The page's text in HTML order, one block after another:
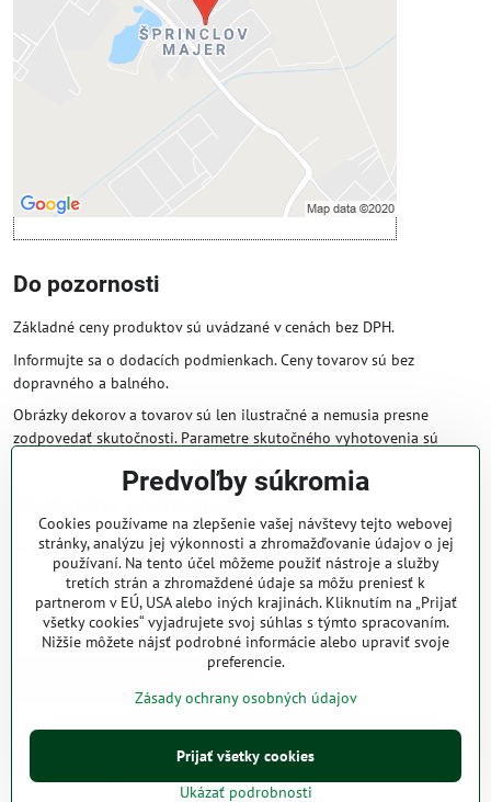
Povoliť tentokrát
Povoliť a zapamätať - súhlas s druhom
cookie: Funkčné
Otvoriť obsah v novom okne
Do pozornosti
Základné ceny produktov sú uvádzané v cenách bez DPH.
Informujte sa o dodacích podmienkach. Ceny tovarov sú bez
dopravného a balného.
Obrázky dekorov a tovarov sú len ilustračné a nemusia presne
zodpovedať skutočnosti. Parametre skutočného vyhotovenia sú
Obchodné podmienky
Naše obchodné podmienky zaručujú bezproblémové spracovanie
Vašej zakázky online.
V prípade, že máte s nami už dojednané obchodné podmienky, ceny a
zľavy z minulosti, platia tie, ktoré sú pre Vás výhodnejšie.
©2026Copyright
Predvoľby súkromiaZásady ochrany osobných údajov
Predvoľby súkromia
Cookies používame na zlepšenie vašej návštevy tejto webovej
stránky, analýzu jej výkonnosti a zhromažďovanie údajov o jej
používaní. Na tento účel môžeme použiť nástroje a služby
tretích strán a zhromaždené údaje sa môžu preniesť k
partnerom v EÚ, USA alebo iných krajinách. Kliknutím na „Prijať
všetky cookies“ vyjadrujete svoj súhlas s týmto spracovaním.
Nižšie môžete nájsť podrobné informácie alebo upraviť svoje
preferencie.
Zásady ochrany osobných údajov
Ukázať podrobnosti
Prijať všetky cookies